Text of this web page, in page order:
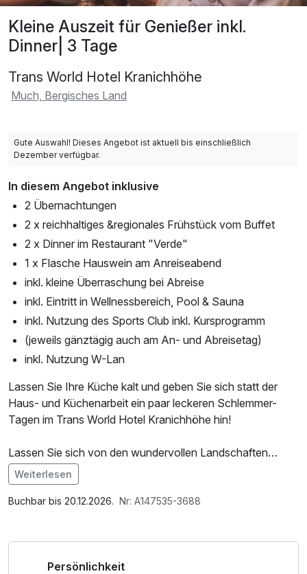
Kleine Auszeit für Genießer inkl.
Dinner| 3 Tage
Trans World Hotel Kranichhöhe
Much, Bergisches Land
Gute Auswahl! Dieses Angebot ist aktuell bis einschließlich
Dezember verfügbar.
In diesem Angebot inklusive
2 Übernachtungen
2 x reichhaltiges &regionales Frühstück vom Buffet
2 x Dinner im Restaurant "Verde"
1 x Flasche Hauswein am Anreiseabend
inkl. kleine Überraschung bei Abreise
inkl. Eintritt in Wellnessbereich, Pool & Sauna
inkl. Nutzung des Sports Club inkl. Kursprogramm
(jeweils gänztägig auch am An- und Abreisetag)
inkl. Nutzung W-Lan
Lassen Sie Ihre Küche kalt und geben Sie sich statt der
Haus- und Küchenarbeit ein paar leckeren Schlemmer-
Tagen im Trans World Hotel Kranichhöhe hin!
Lassen Sie sich von den wundervollen Landschaften
entschleunigen und von unseren kulinarischen Angeboten
begeistern.
Im Angebot enthalten
Saunabenutzung, Nutzung des Fitnessbereichs, Nutzung
Weiterlesen
Buchbar bis 20.12.2026. Nr: A147535-3688
Persönlichkeit